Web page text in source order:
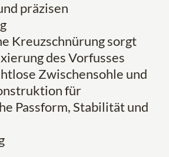
präzisen
Kreuzschnürung sorgt
des Vorfusses
Zwischensohle und
für
Passform, Stabilität und